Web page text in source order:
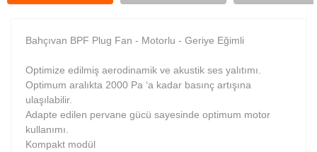
Bahçıvan BPF Plug Fan - Motorlu - Geriye Eğimli
Optimize edilmiş aerodinamik ve akustik ses yalıtımı.
Optimum aralıkta 2000 Pa ‘a kadar basınç artışına
ulaşılabilir.
Adapte edilen pervane gücü sayesinde optimum motor
kullanımı.
Kompakt modül